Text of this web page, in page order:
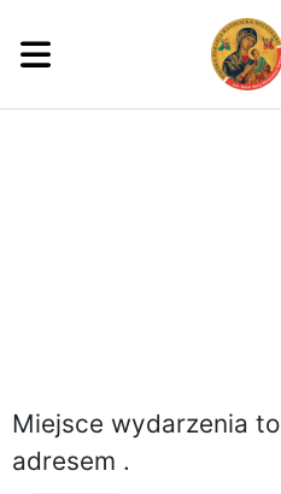
Miejsce wydarzenia to
adresem .